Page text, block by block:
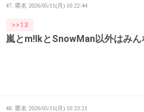
47. 匿名 2026/05/11(月) 10:22:44
>>13
嵐とm!lkとSnowMan以外はみん
48. 匿名 2026/05/11(月) 10:23:21